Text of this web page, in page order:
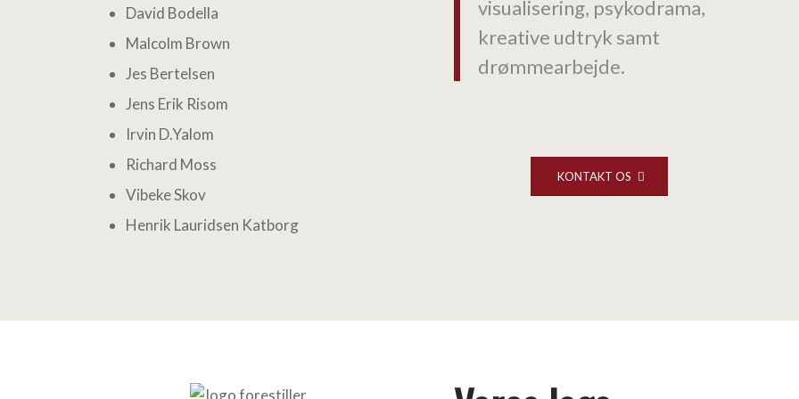
David Bodella
Malcolm Brown
Jes Bertelsen
Jens Erik Risom
Irvin D.Yalom
Richard Moss
Vibeke Skov
Henrik Lauridsen Katborg
visualisering, psykodrama,
kreative udtryk samt
drømmearbejde.
KONTAKT OS